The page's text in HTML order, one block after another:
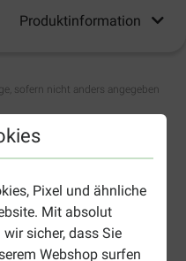
Pixel und ähnliche
Mit absolut
sicher, dass Sie
Webshop surfen
Produktinformation
sofern nicht anders angegeben
Selection Katzen-
aus zarten Streifen
für ausgewachsene
Beutel à 85 Gramm.